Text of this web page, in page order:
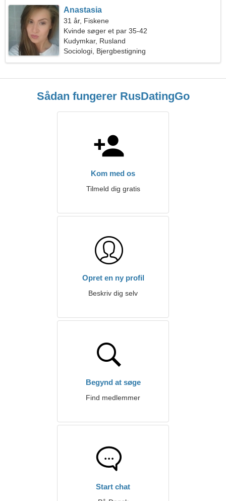
Anastasia
31 år, Fiskene
Kvinde søger et par 35-42
Kudymkar, Rusland
Sociologi, Bjergbestigning
Sådan fungerer RusDatingGo
Kom med os
Tilmeld dig gratis
Opret en ny profil
Beskriv dig selv
Begynd at søge
Find medlemmer
Start chat